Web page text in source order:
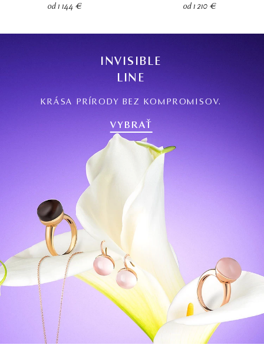
od 1 144 €
od 1 210 €
INVISIBLE
LINE
KRÁSA PRÍRODY BEZ KOMPROMISOV.
VYBRAŤ